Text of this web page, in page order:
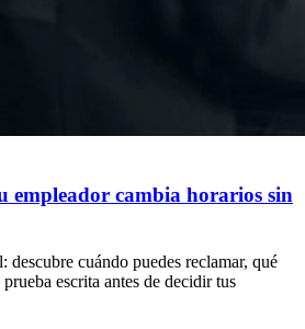
empleador cambia horarios sin
descubre cuándo puedes reclamar, qué
escrita antes de decidir tus